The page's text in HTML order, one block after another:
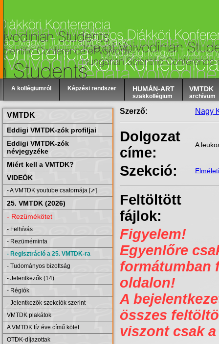
A kollégiumról Képzési rendszer HUMÁN-ART
szakkollégium
VMTDK
archívum
VMTDK
Eddigi VMTDK-zók profiljai
Eddigi VMTDK-zók
névjegyzéke
Miért kell a VMTDK?
VIDEÓK
- A VMTDK youtube csatornája [➚]
25. VMTDK (2026)
- Rezümékötet
- Felhívás
- Rezüméminta
- Regisztráció a 25. VMTDK-ra
- Tudományos bizottság
- Jelentkezők (14)
- Régiók
- Jelentkezők szekciók szerint
VMTDK plakátok
A VMTDK tíz éve című kötet
OTDK-díjazottak
Szerző: Nagy
Dolgozat
címe:
A
Szekció:
Feltöltött
fájlok:
Figyelem!
Egyenlőre
formátumban
oldalon!
A
összes
viszont csak